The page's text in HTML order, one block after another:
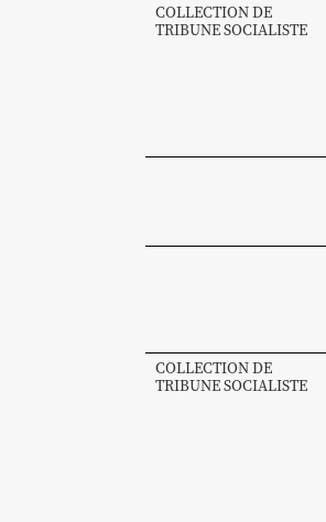
COLLECTION DE
TRIBUNE SOCIALISTE
COLLECTION DE
TRIBUNE SOCIALISTE